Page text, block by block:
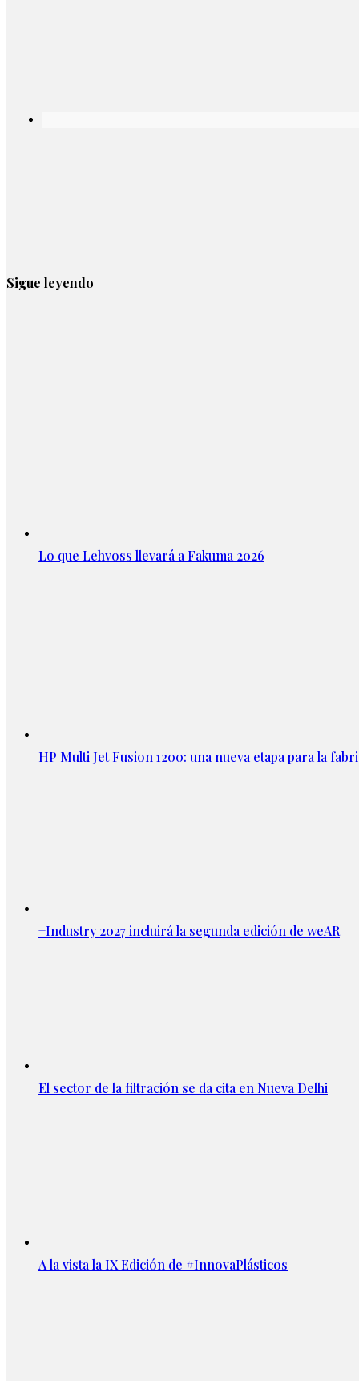
Sigue leyendo
Lo que Lehvoss llevará a Fakuma 2026
HP Multi Jet Fusion 1200: una nueva etapa para la
+Industry 2027 incluirá la segunda edición de weAR
El sector de la filtración se da cita en Nueva Delhi
A la vista la IX Edición de #InnovaPlásticos